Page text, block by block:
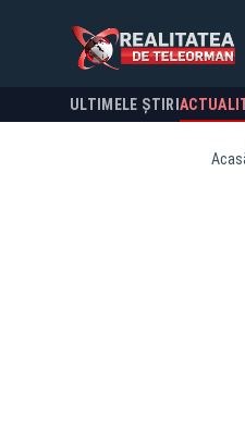
ULTIMELE ȘTIRI